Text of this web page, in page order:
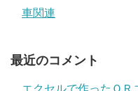
車関連
最近のコメント
エクセルで作ったＱＲ